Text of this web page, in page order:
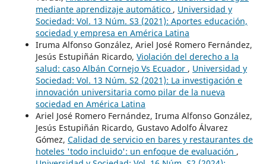
mediante aprendizaje automático , Universidad y
Sociedad: Vol. 13 Núm. S3 (2021): Aportes educación,
sociedad y empresa en América Latina
Iruma Alfonso González, Ariel José Romero Fernández,
Jesús Estupiñán Ricardo, Violación del derecho a la
salud: caso Albán Cornejo Vs Ecuador , Universidad y
Sociedad: Vol. 13 Núm. S2 (2021): La investigación e
innovación universitaria como pilar de la nueva
sociedad en América Latina
Ariel José Romero Fernández, Iruma Alfonso González,
Jesús Estupiñán Ricardo, Gustavo Adolfo Álvarez
Gómez, Calidad de servicio en bares y restaurantes de
hoteles 'todo incluido': un enfoque de evaluación ,